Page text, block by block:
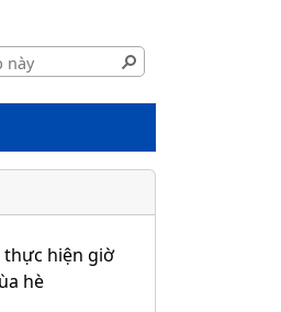
thực hiện giờ
hè